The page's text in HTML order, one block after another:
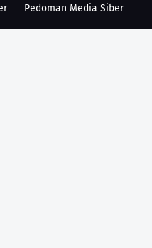
Pedoman Media Siber